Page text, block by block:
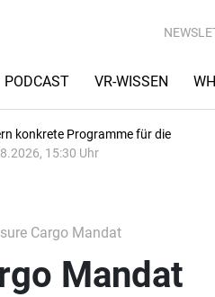
PODCAST VR-WISSEN
konkrete Programme für die
15:30 Uhr
Cargo Mandat
Mandat